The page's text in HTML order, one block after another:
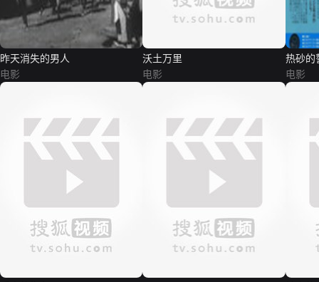
昨天消失的男人
电影
沃土万里
电影
热砂的
电影